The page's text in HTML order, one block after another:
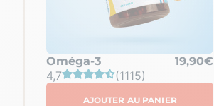
Oméga-3 19,90€
4,7 (1115)
AJOUTER AU PANIER